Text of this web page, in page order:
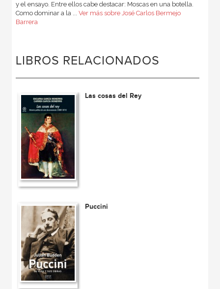
y el ensayo. Entre ellos cabe destacar: Moscas en una botella.
Como dominar a la ... Ver más sobre José Carlos Bermejo
Barrera
LIBROS RELACIONADOS
Las cosas del Rey
Puccini